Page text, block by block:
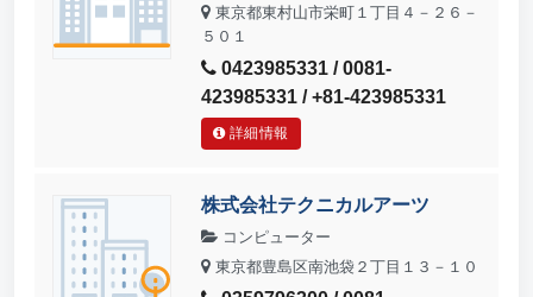
東京都東村山市栄町１丁目４－２６－
５０１
0423985331 / 0081-
423985331 / +81-423985331
詳細情報
株式会社テクニカルアーツ
コンピューター
東京都豊島区南池袋２丁目１３－１０